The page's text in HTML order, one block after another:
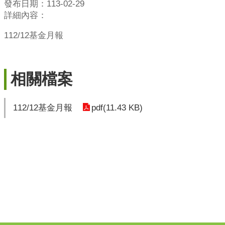
發布日期：113-02-29
詳細內容：
112/12基金月報
相關檔案
112/12基金月報 pdf(11.43 KB)